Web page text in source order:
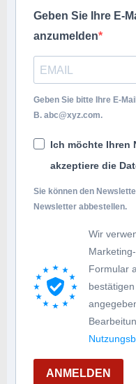
Geben Sie Ihre E-
anzumelden
Geben Sie bitte Ihre E-
B. abc@xyz.com.
Ich möchte Ihren
akzeptiere die
Sie können den
Newsletter abbestellen.
Wir
Formular
ANMELDEN